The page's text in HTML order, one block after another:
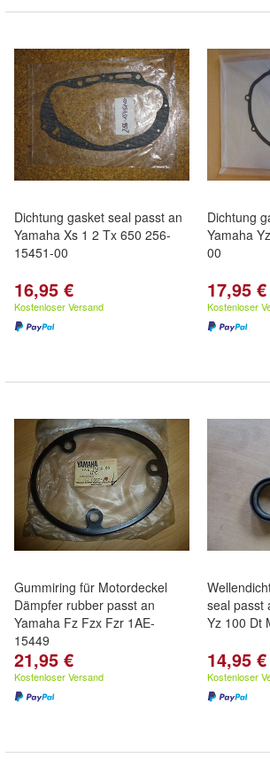
Dichtung gasket seal passt an
Yamaha Xs 1 2 Tx 650 256-
15451-00
16,95 €
Kostenloser Versand
Dichtung
Yamaha
00
17,95 €
Kostenloser
Gummiring für Motordeckel
Dämpfer rubber passt an
Yamaha Fz Fzx Fzr 1AE-
15449
21,95 €
Kostenloser Versand
seal passt
Yz 100 Dt
14,95 €
Kostenloser